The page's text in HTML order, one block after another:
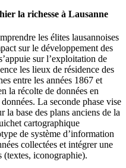
la richesse à Lausanne
les élites lausannoises
sur le développement des
sur l’exploitation de
les lieux de résidence des
entre les années 1867 et
la récolte de données en
La seconde phase vise
la base des plans anciens de la
cartographique
de système d’information
collectées et intégrer une
(textes, iconographie).